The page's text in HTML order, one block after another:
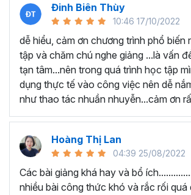
khác, phù hợp với tất cả mọi đối
sáng nơi công sở với thủ thuật
minh và tạo kết quả bất ngờ trong
Bạn sẽ tự tin xử lý được mọi việc
Excel một cách chuyên nghiệp giúp
tiến độ công việc, nâng cao hiệu
tới 5 lần.
Đặc biệt khiđăng ký khóa học EXG02
hội nhận ưu đãi sở hữu trọn đời chỉ với
tác đăng ký khá đơn giản, bạn chỉ cần
KÝ HỌC NGAY khóa học EXG08 trên
Nếu có bất cứ thắc mắc nào liên quan
Đinh Biên Thùy
10:46 17/10/2022
dễ hiểu, cảm ơn chương trình phổ biến
tập và chăm chú nghe giảng ...là vấn
tạn tâm...nên trong quá trình học tập
dụng thực tế vào công việc nên dễ
như thao tác nhuần nhuyễn...cảm ơn
Hoàng Thị Lan
04:39 25/08/2022
Các bài giảng khá hay và bổ
nhiều bài công thức khó và rắc rối quá